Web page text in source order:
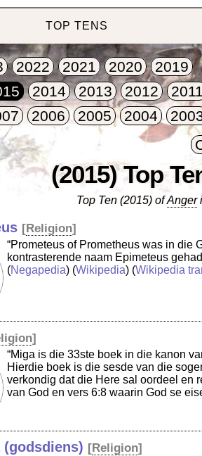
TOP TENS
2022 2021 2020
2019
2014 2013 2012
2011
2006 2005 2004
(2015) Top
Top Ten (2015) ofAnger
[Religion]
“Prometeus of Prometheus was in die
kontrasterende naam Epimeteus
(Negapedia) (Wikipedia) (Wikipedia
]
“Miga is die 33ste boek in die kanon
Hierdie boek is die sesde van die
verkondig dat die Here sal oordeel en
van God en vers 6:8 waarin God se
(godsdiens) [Religion]